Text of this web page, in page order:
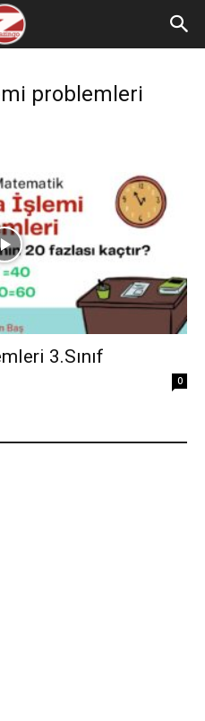
problemleri
3.Sınıf
0